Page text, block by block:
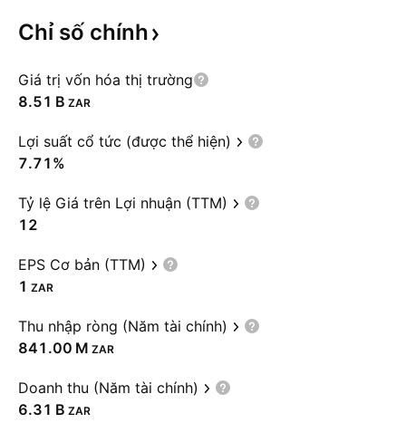
Chỉ số chính
Giá trị vốn hóa thị trường
‪8.51 B‬ ZAR
Lợi suất cổ tức (được thể hiện)
7.71%
Tỷ lệ Giá trên Lợi nhuận (TTM)
12
EPS Cơ bản (TTM)
1 ZAR
Thu nhập ròng (Năm tài chính)
‪841.00 M‬ ZAR
Doanh thu (Năm tài chính)
‪6.31 B‬ ZAR